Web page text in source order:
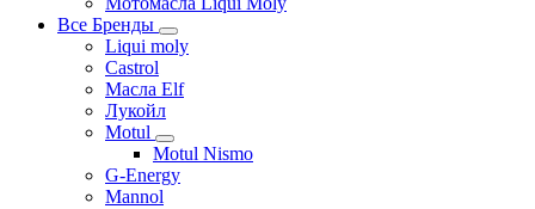
Все Бренды
Liqui moly
Castrol
Масла Elf
Лукойл
Motul
Motul Nismo
G-Energy
Mannol